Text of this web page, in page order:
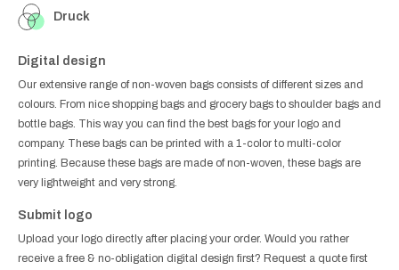
Druck
Digital design
Our extensive range of non-woven bags consists of different sizes and
colours. From nice shopping bags and grocery bags to shoulder bags and
bottle bags. This way you can find the best bags for your logo and
company. These bags can be printed with a 1-color to multi-color
printing. Because these bags are made of non-woven, these bags are
very lightweight and very strong.
Submit logo
Upload your logo directly after placing your order. Would you rather
receive a free & no-obligation digital design first? Request a quote first